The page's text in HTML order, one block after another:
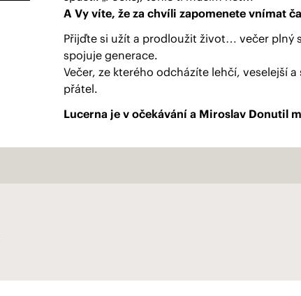
A Vy víte, že za chvíli zapomenete vnímat
Přijďte si užít a prodloužit život… večer plný
spojuje generace.
Večer, ze kterého odcházíte lehčí, veselejší
přátel.
Lucerna je v očekávání a Miroslav Donutil